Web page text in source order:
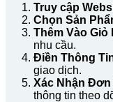
Truy cập
Chọn Sản
Thêm Vào Giỏ
nhu cầu.
Điền Thông
giao dịch.
Xác Nhận Đơn
thông tin theo